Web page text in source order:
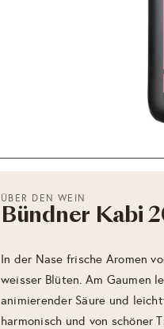
ÜBER DEN WEIN
Bündner Kabi
In der Nase frische Aromen
weisser Blüten. Am Gaumen
animierender Säure und
harmonisch und von schöner